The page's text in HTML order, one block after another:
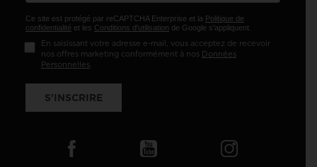
Ce site est protégé par reCAPTCHA Enterprise et la Politique de
confidentialité et les Conditions d'utilisation de Google s'appliquent.
En saisissant votre adresse e-mail, vous acceptez de recevoir
nos offres marketing conformément à nos Données
Personnelles.
S'INSCRIRE